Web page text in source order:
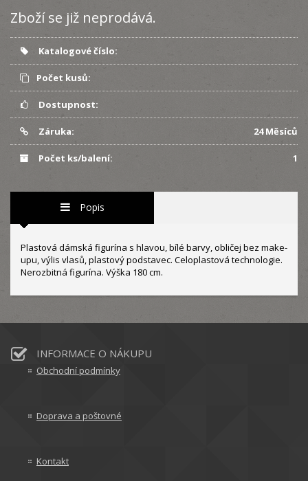
Zboží se již neprodává.
Katalogové číslo:
Počet kusů:
Dostupnost:
Záruka: 24 Měsíců
Počet ks/balení: 1
Popis
Plastová dámská figurína s hlavou, bílé barvy, obličej bez make-
upu, výlis vlasů, plastový podstavec. Celoplastová technologie.
Nerozbitná figurína. Výška 180 cm.
INFORMACE O NÁKUPU
Obchodní podmínky
Doprava a poštovné
Kontakt